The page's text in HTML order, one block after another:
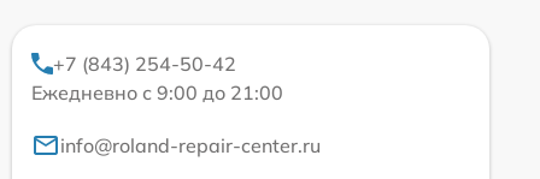
+7 (843) 254-50-42
Ежедневно с 9:00 до 21:00
info@roland-repair-center.ru